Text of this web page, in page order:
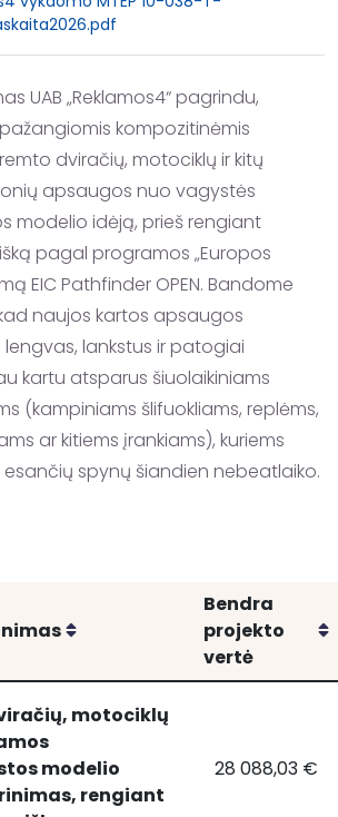
UAB „Reklamos4“ pagrindu,
kompozitinėmis
dviračių, motociklų ir kitų
apsaugos nuo vagystės
modelio idėją, prieš rengiant
pagal programos „Europos
EIC Pathfinder OPEN. Bandome
naujos kartos apsaugos
lankstus ir patogiai
kartu atsparus šiuolaikiniams
(kampiniams šlifuokliams, replėms,
ar kitiems įrankiams), kuriems
spynų šiandien nebeatlaiko.
Rikiuoti
Bendra
projekto
vertė
motociklų
modelio
rengiant
MTEP idėjos
28 088,03 €